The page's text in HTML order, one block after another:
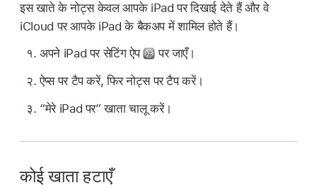
इस खाते के नोट्स केवल आपके iPad पर दिखाई देते हैं और वे
iCloud पर आपके iPad के बैकअप में शामिल होते हैं।
अपने iPad पर सेटिंग ऐप
पर जाएँ।
ऐप्स पर टैप करें, फिर नोट्स पर टैप करें।
“मेरे iPad पर” खाता चालू करें।
कोई खाता हटाएँ